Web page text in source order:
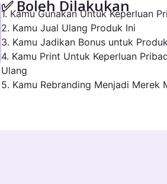
✅ Boleh Dilakukan
1. Kamu Gunakan Untuk Keperluan
2. Kamu Jual Ulang Produk Ini
3. Kamu Jadikan Bonus untuk
4. Kamu Print Untuk Keperluan
Ulang
5. Kamu Rebranding Menjadi Merek